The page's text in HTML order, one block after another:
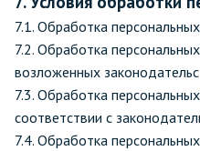
7.1. Обработка
7.2. Обработка
возложенных
7.3. Обработка
соответствии с
7.4. Обработка